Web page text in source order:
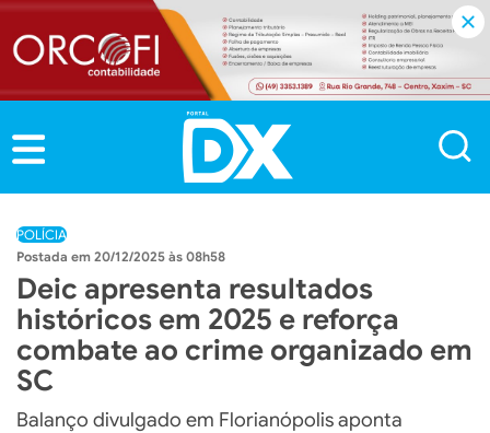
POLÍCIA
20/12/2025 às 08h58
Deic apresenta resultados
históricos em 2025 e reforça
combate ao crime organizado em
SC
Balanço divulgado em Florianópolis aponta